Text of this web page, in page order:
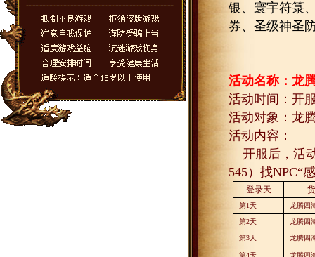
银、寰宇符箓
券、圣级神圣
活动名称：龙
活动时间：开
活动对象：龙
活动内容：
开服后，活
545）找NPC“
登录天
第1天 龙腾四
第2天 龙腾四
第3天 龙腾四
第4天 龙腾四